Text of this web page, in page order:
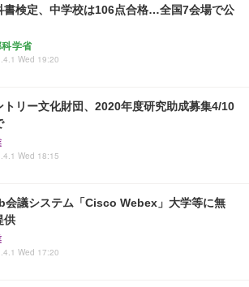
書検定、中学校は106点合格…全国7会場で公
学省
Wed 19:20
トリー文化財団、2020年度研究助成募集4/10
Wed 18:15
会議システム「Cisco Webex」大学等に無
供
Wed 17:20